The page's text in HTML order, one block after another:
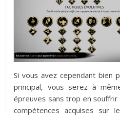
Si vous avez cependant bien
principal, vous serez à
épreuves sans trop en
compétences acquises sur